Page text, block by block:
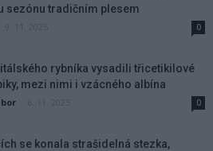
sezónu tradičním plesem
0
rybníka vysadili třicetikilové
mezi nimi i vzácného albína
0
se konala strašidelná stezka,